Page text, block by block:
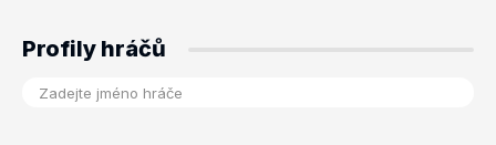
Profily hráčů